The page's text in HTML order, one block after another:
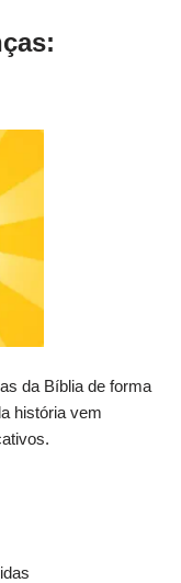
da Bíblia de forma
história vem